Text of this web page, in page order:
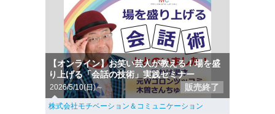
【オンライン】お笑い芸人が教える！場を盛
り上げる「会話の技術」実践セミナー
2026/5/10(日)～ 販売終了
株式会社モチベーション＆コミュニケーション